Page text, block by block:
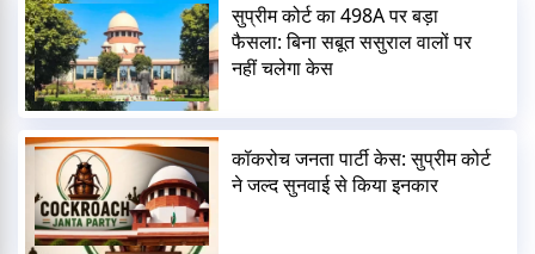
सुप्रीम कोर्ट का 498A पर बड़ा
फैसला: बिना सबूत ससुराल वालों पर
नहीं चलेगा केस
कॉकरोच जनता पार्टी केस: सुप्रीम कोर्ट
ने जल्द सुनवाई से किया इनकार